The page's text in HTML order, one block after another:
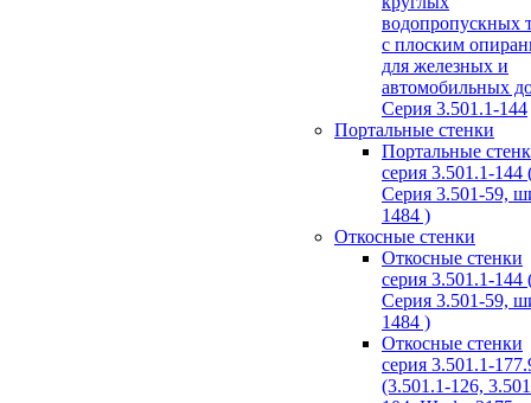
водопропускных
с плоским
для железных и
автомобильных
Серия 3.501.1-144
Портальные стенки
Портальные
серия 3.501.1-144
Серия 3.501-59,
1484 )
Откосные стенки
Откосные стенки
серия 3.501.1-144
Серия 3.501-59,
1484 )
Откосные стенки
серия 3.501.1-
(3.501.1-126,